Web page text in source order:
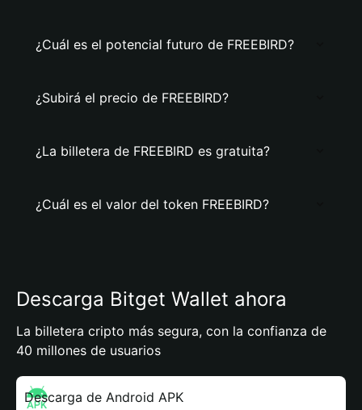
¿Cuál es el potencial futuro de FREEBIRD?
¿Subirá el precio de FREEBIRD?
¿La billetera de FREEBIRD es gratuita?
¿Cuál es el valor del token FREEBIRD?
Descarga Bitget Wallet ahora
La billetera cripto más segura, con la confianza de
40 millones de usuarios
Descarga de Android APK